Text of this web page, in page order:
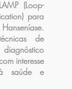
(Loop-
para
de
interesse
saúde e